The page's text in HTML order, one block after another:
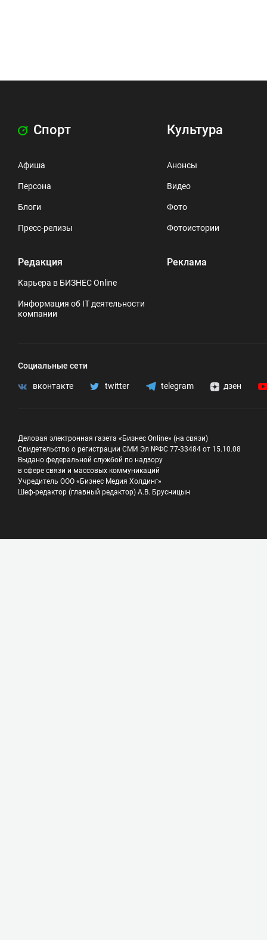
Спорт
Афиша
Персона
Блоги
Пресс-релизы
Редакция
Карьера в БИЗНЕС Online
Информация об IT деятельности
компании
Культура
Анонсы
Видео
Фото
Фотоистории
Реклама
Социальные сети
вконтакте twitter telegram дзен
Деловая электронная газета «Бизнес Online» (на связи)
Свидетельство о регистрации СМИ Эл №ФС 77-33484 от 15.10.08
Выдано федеральной службой по надзору
в сфере связи и массовых коммуникаций
Учредитель ООО «Бизнес Медия Холдинг»
Шеф-редактор (главный редактор) А.В. Брусницын